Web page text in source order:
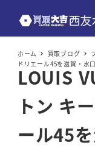
ホーム 買取ブログ
ドリエール45を滋賀・
LOUIS
トン キ
ール45